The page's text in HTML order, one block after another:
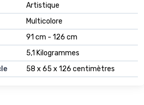
Artistique
Multicolore
91 cm - 126 cm
5,1 Kilogrammes
58 x 65 x 126 centimètres